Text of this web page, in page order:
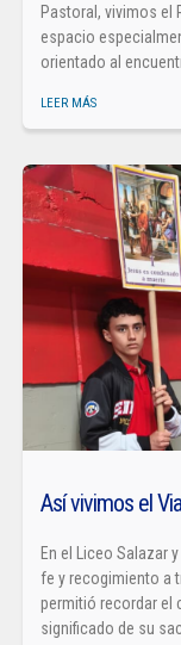
Pastoral, vivimos el
espacio
orientado al
LEER MÁS
Así vivimos el
En el Liceo Salazar
fe y recogimiento a
permitió recordar el
significado de su